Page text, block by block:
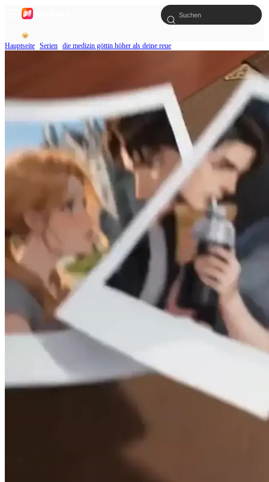
Hauptseite Serien die medizin göttin höher als deine reue